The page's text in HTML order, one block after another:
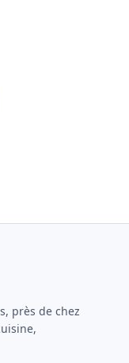
près de chez